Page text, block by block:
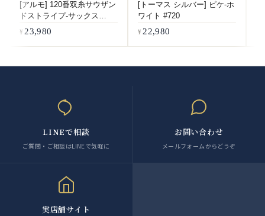
[アルモ] 120番双糸サウザン
ドストライプ-サックス
#6084
23,980
[トーマス シルバー] ピケ-ホ
ワイト #720
22,980
LINEで相談
ご質問・ご相談はLINEで気軽に
お問い合わせ
メールフォームからどうぞ
実店舗サイト